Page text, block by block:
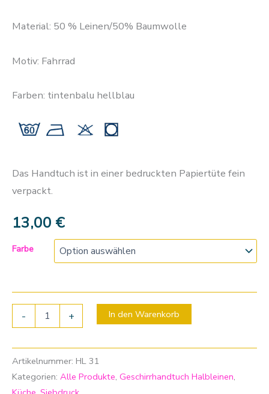
Material: 50 % Leinen/50% Baumwolle
Motiv: Fahrrad
Farben: tintenbalu hellblau
Das Handtuch ist in einer bedruckten Papiertüte fein
verpackt.
13,00 €
Farbe
- + In den Warenkorb
Artikelnummer: HL 31
Kategorien: Alle Produkte, Geschirrhandtuch Halbleinen,